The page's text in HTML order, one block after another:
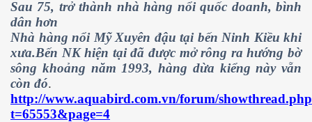
Sau 75, trở thành nhà hàng nổi quốc doanh, bình
dân hơn
Nhà hàng nổi Mỹ Xuyên đậu tại bến Ninh Kiều khi
xưa.Bến NK hiện tại đã được mở rông ra hướng bờ
sông khoảng năm 1993, hàng dừa kiểng này vẵn
còn đó.
http://www.aquabird.com.vn/forum/
t=65553&page=4